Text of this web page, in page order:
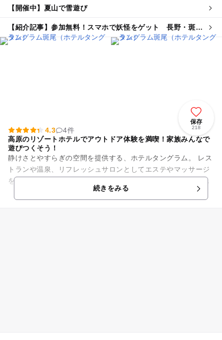
【開催中】夏山で雪遊び
【紹介記事】参加無料！スマホで妖怪をゲット 長野・斑尾
東急リゾートで夏の体験型イベント開催
保存
218
4.3
4件
高原のリゾートホテルでアウトドア体験を満喫！家族みんなで
遊びつくそう！
静けさとやすらぎの空間を提供する、ホテルタングラム。 レス
トランや温泉、リフレッシュサロンとしてエステやマッサージ
を備える他、室内プールやボルダリングなどの室内アクティビ
続きをみる